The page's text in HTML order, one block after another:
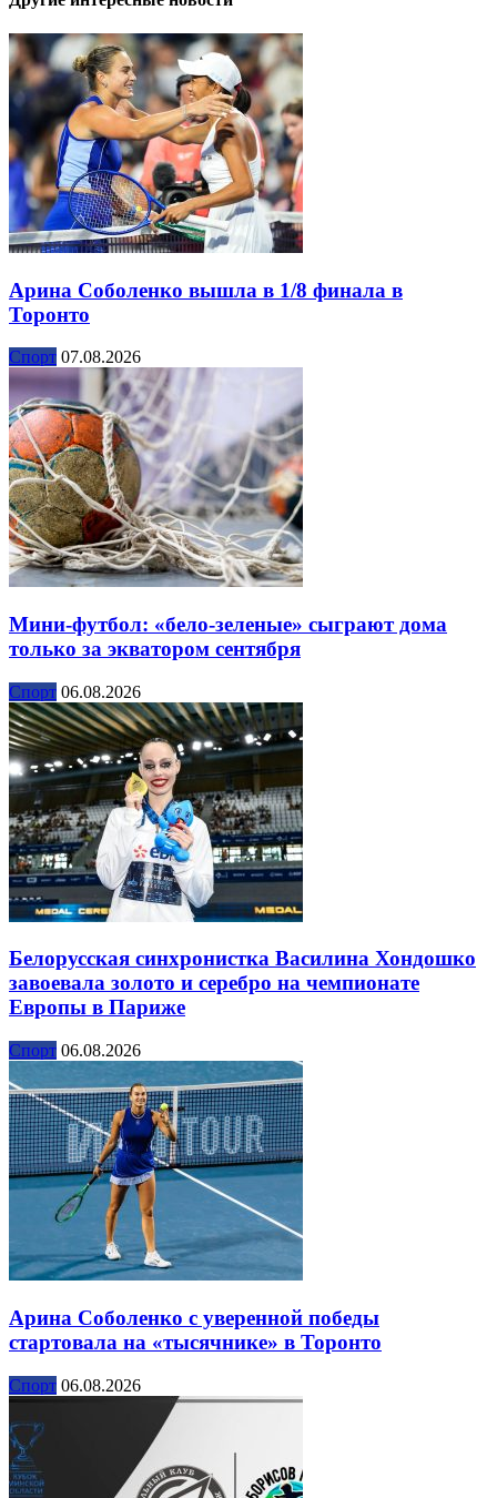
Арина Соболенко вышла в 1/8 финала в
Торонто
Спорт 07.08.2026
Мини-футбол: «бело-зеленые» сыграют дома
только за экватором сентября
Спорт 06.08.2026
Белорусская синхронистка Василина Хондошко
завоевала золото и серебро на чемпионате
Европы в Париже
Спорт 06.08.2026
Арина Соболенко с уверенной победы
стартовала на «тысячнике» в Торонто
Спорт 06.08.2026